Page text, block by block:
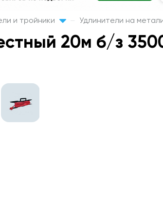
и тройники Удлинители на
20м б/з